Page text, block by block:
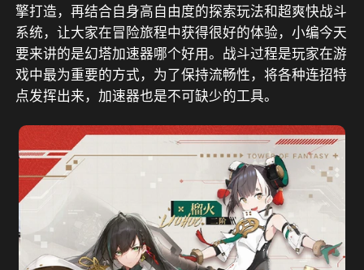
擎打造，再结合自身高自由度的探索玩法和超爽快战斗
系统，让大家在冒险旅程中获得很好的体验，小编今天
要来讲的是幻塔加速器哪个好用。战斗过程是玩家在游
戏中最为重要的方式，为了保持流畅性，将各种连招特
点发挥出来，加速器也是不可缺少的工具。